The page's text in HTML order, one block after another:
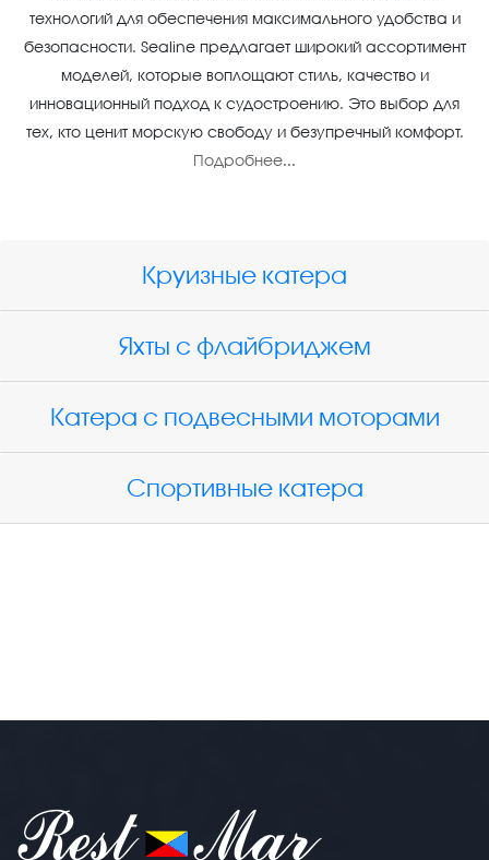
технологий для обеспечения максимального удобства и
безопасности. Sealine предлагает широкий ассортимент
моделей, которые воплощают стиль, качество и
инновационный подход к судостроению. Это выбор для
тех, кто ценит морскую свободу и безупречный комфорт.
Подробнее...
Круизные катера
Яхты с флайбриджем
Катера с подвесными моторами
Спортивные катера